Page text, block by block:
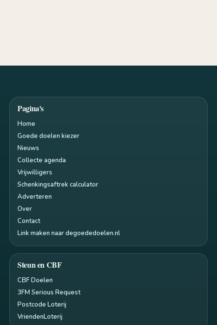
Pagina's
Home
Goede doelen kiezer
Nieuws
Collecte agenda
Vrijwilligers
Schenkingsaftrek calculator
Adverteren
Over
Contact
Link maken naar degoededoelen.nl
Steun en CBF
CBF Doelen
3FM Serious Request
Postcode Loterij
VriendenLoterij